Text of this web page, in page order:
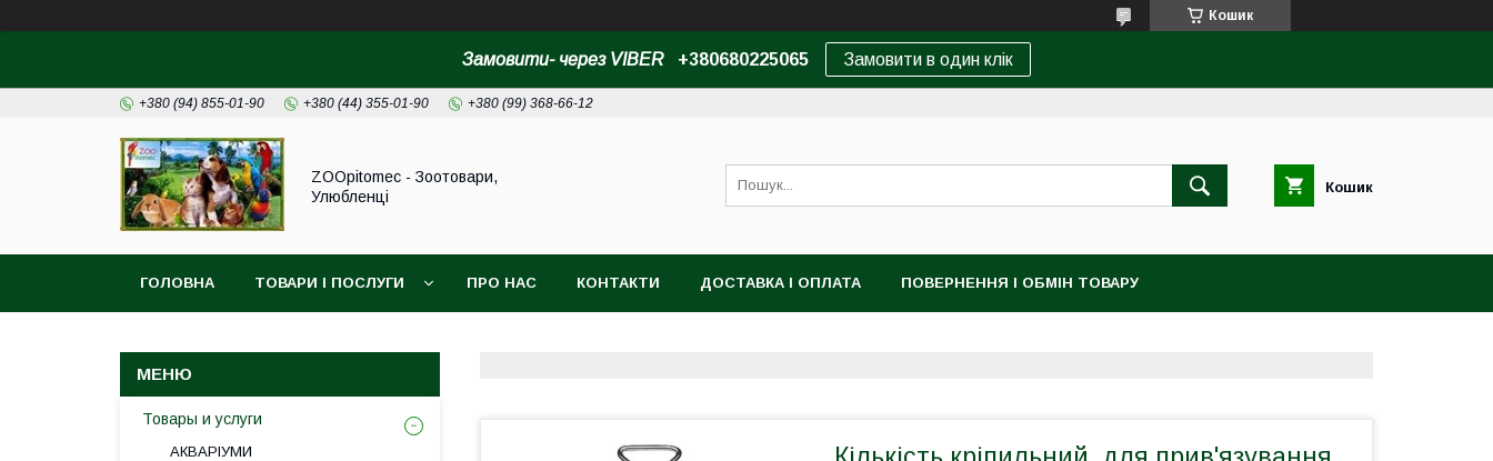
Кошик
Замовити- через VIBER +380680225065 Замовити в один клік
+380 (94) 855-01-90 +380 (44) 355-01-90 +380 (99) 368-66-12
ZOOpitomec - Зоотовари,
Улюбленці
Кошик
ГОЛОВНА ТОВАРИ І ПОСЛУГИ ПРО НАС КОНТАКТИ ДОСТАВКА І ОПЛАТА ПОВЕРНЕННЯ І ОБМІН ТОВАРУ
Товары и услуги
АКВАРІУМИ